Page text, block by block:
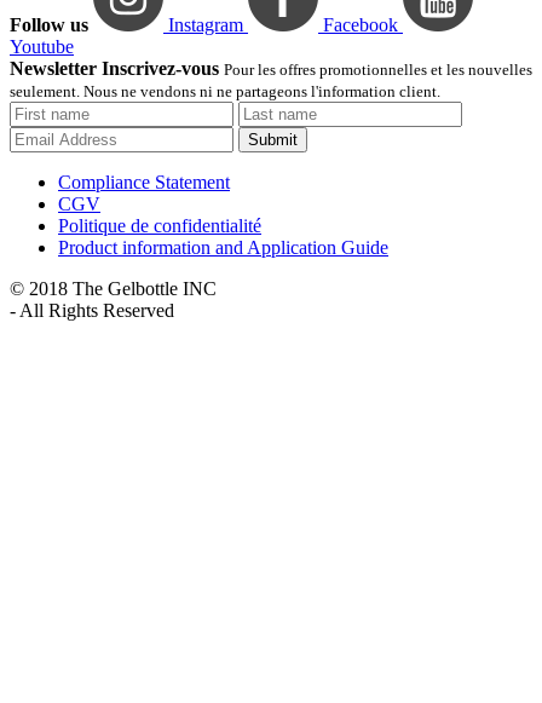
Follow us Instagram
Facebook
Youtube
Newsletter Inscrivez-vous Pour les offres promotionnelles et les nouvelles
seulement. Nous ne vendons ni ne partageons l'information client.
Submit
Compliance Statement
CGV
Politique de confidentialité
Product information and Application Guide
© 2018 The Gelbottle INC
- All Rights Reserved